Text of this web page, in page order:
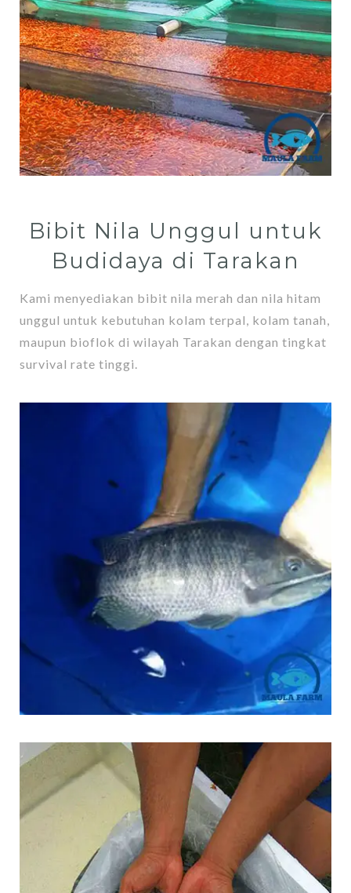
Bibit Nila Unggul untuk
Budidaya di Tarakan
Kami menyediakan bibit nila merah dan nila hitam
unggul untuk kebutuhan kolam terpal, kolam tanah,
maupun bioflok di wilayah Tarakan dengan tingkat
survival rate tinggi.